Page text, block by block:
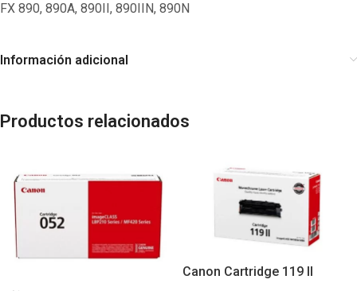
FX 890, 890A, 890II, 890IIN, 890N
Información adicional
Productos relacionados
Canon Cartridge 119 II